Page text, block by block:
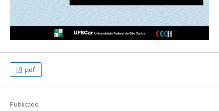
pdf
Publicado